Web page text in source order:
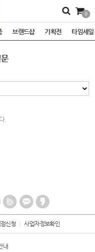
0
브랜드샵 기획전 타임세일
.
신청 사업자정보확인
내